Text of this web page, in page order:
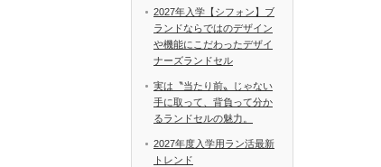
2027年入学【シフォン】ブ
ランドならではのデザイン
や機能にこだわったデザイ
ナーズランドセル
実は〝当たり前〟じゃない
手に取って、背負って分か
るランドセルの魅力。
2027年度入学用ラン活最新
トレンド